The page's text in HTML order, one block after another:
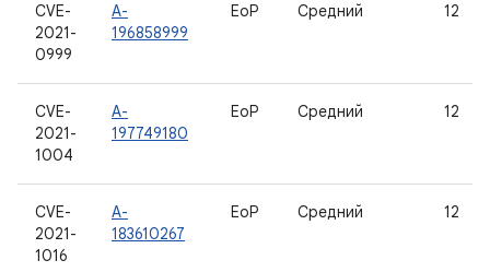
CVE-
2021-
0999
A-
196858999
EoP Средний 12
CVE-
2021-
1004
A-
197749180
EoP Средний 12
CVE-
2021-
1016
A-
183610267
EoP Средний 12